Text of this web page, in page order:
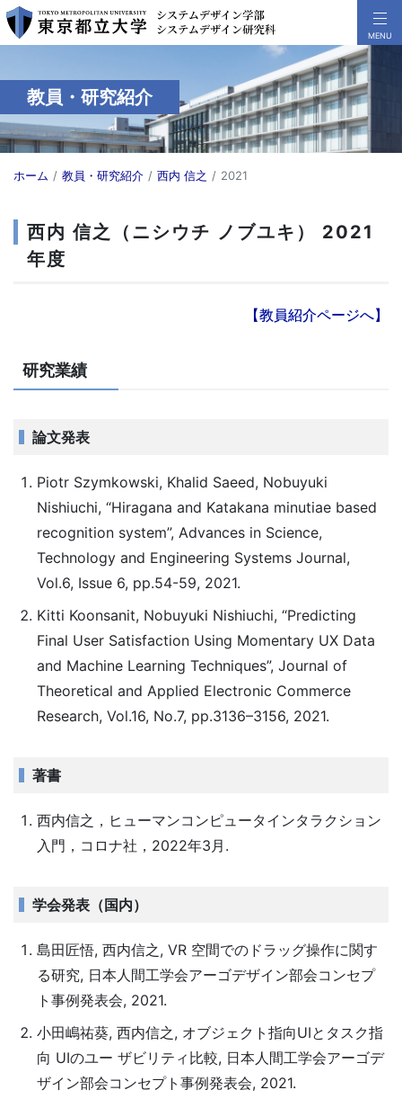
教員・研究紹介
ホーム 教員・研究紹介 西内 信之 2021
西内 信之（ニシウチ ノブユキ） 2021
年度
【教員紹介ページへ】
研究業績
論文発表
Piotr Szymkowski, Khalid Saeed, Nobuyuki
Nishiuchi, “Hiragana and Katakana minutiae based
recognition system”, Advances in Science,
Technology and Engineering Systems Journal,
Vol.6, Issue 6, pp.54-59, 2021.
Kitti Koonsanit, Nobuyuki Nishiuchi, “Predicting
Final User Satisfaction Using Momentary UX Data
and Machine Learning Techniques”, Journal of
Theoretical and Applied Electronic Commerce
Research, Vol.16, No.7, pp.3136–3156, 2021.
著書
西内信之，ヒューマンコンピュータインタラクション
入門，コロナ社，2022年3月.
学会発表（国内）
島⽥匠悟, ⻄内信之, VR 空間でのドラッグ操作に関す
る研究, 日本人間工学会アーゴデザイン部会コンセプ
ト事例発表会, 2021.
⼩⽥嶋祐葵, ⻄内信之, オブジェクト指向UIとタスク指
向 UIのユー ザビリティ⽐較, 日本人間工学会アーゴデ
ザイン部会コンセプト事例発表会, 2021.